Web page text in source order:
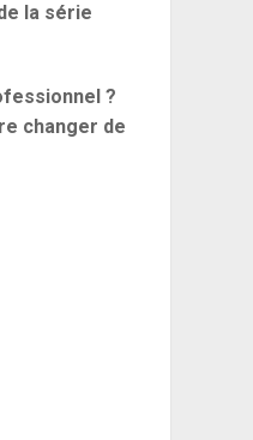
la série
?
changer de